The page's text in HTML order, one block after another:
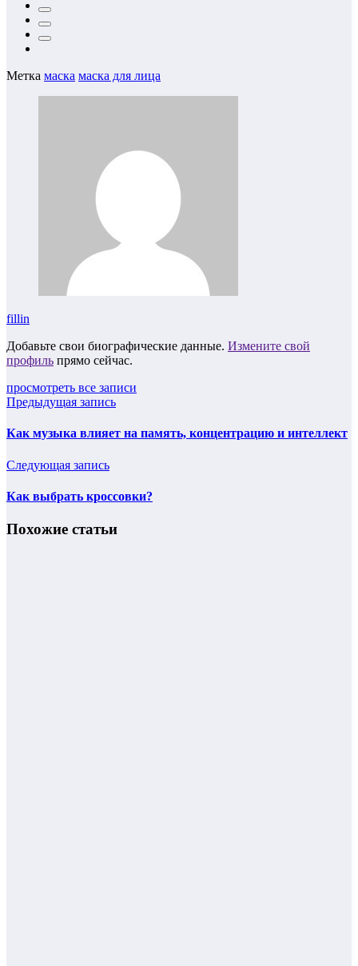
Метка маска маска для лица
fillin
Добавьте свои биографические данные. Измените свой
профиль прямо сейчас.
просмотреть все записи
Предыдущая запись
Как музыка влияет на память, концентрацию и интеллект
Следующая запись
Как выбрать кроссовки?
Похожие статьи